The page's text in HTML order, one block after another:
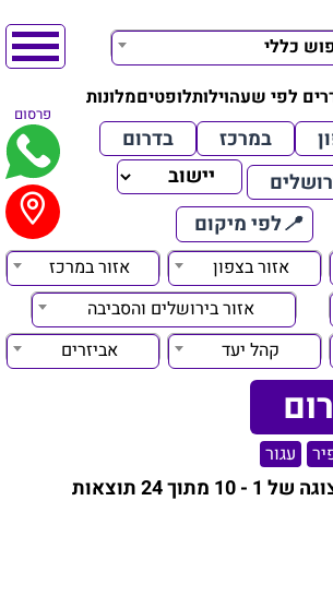
כללי
לפי שעהוילותלופטיםמלונות
פרסום
במרכז
בדרום
📍לפי מיקום
אזור בצפון
אזור במרכז
אזור בירושלים והסביבה
קהל יעד אביזרים
עגור
1 - 10 מתוך 24 תוצאות